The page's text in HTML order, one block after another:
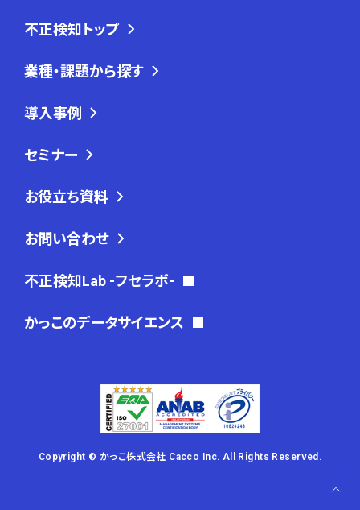
不正検知トップ
業種・課題から探す
導入事例
セミナー
お役立ち資料
お問い合わせ
不正検知Lab -フセラボ-
かっこのデータサイエンス
Copyright © かっこ株式会社 Cacco Inc. All Rights Reserved.